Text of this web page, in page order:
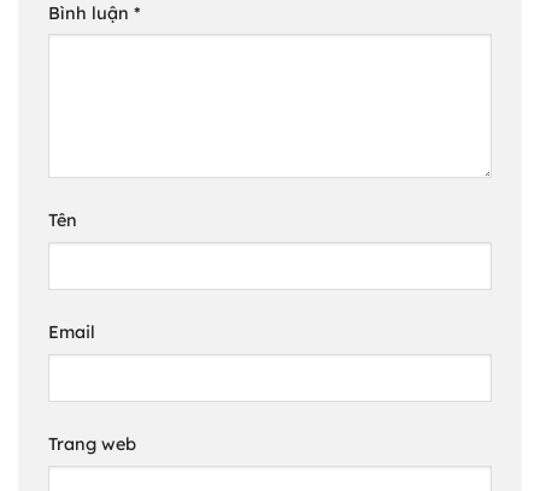
Bình luận *
Tên
Email
Trang web